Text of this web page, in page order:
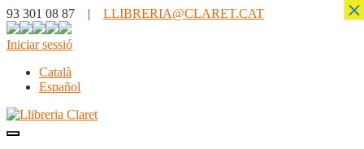
93 301 08 87 | LLIBRERIA@CLARET.CAT
Iniciar sessió
Català
Español
×